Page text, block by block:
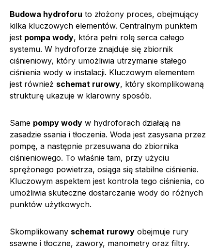
Budowa hydroforu to złożony proces, obejmujący
kilka kluczowych elementów. Centralnym punktem
jest pompa wody, która pełni rolę serca całego
systemu. W hydroforze znajduje się zbiornik
ciśnieniowy, który umożliwia utrzymanie stałego
ciśnienia wody w instalacji. Kluczowym elementem
jest również schemat rurowy, który skomplikowaną
strukturę ukazuje w klarowny sposób.
Same pompy wody w hydroforach działają na
zasadzie ssania i tłoczenia. Woda jest zasysana przez
pompę, a następnie przesuwana do zbiornika
ciśnieniowego. To właśnie tam, przy użyciu
sprężonego powietrza, osiąga się stabilne ciśnienie.
Kluczowym aspektem jest kontrola tego ciśnienia, co
umożliwia skuteczne dostarczanie wody do różnych
punktów użytkowych.
Skomplikowany schemat rurowy obejmuje rury
ssawne i tłoczne, zawory, manometry oraz filtry.